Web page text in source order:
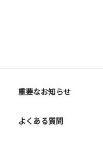
重要なお知らせ
よくある質問